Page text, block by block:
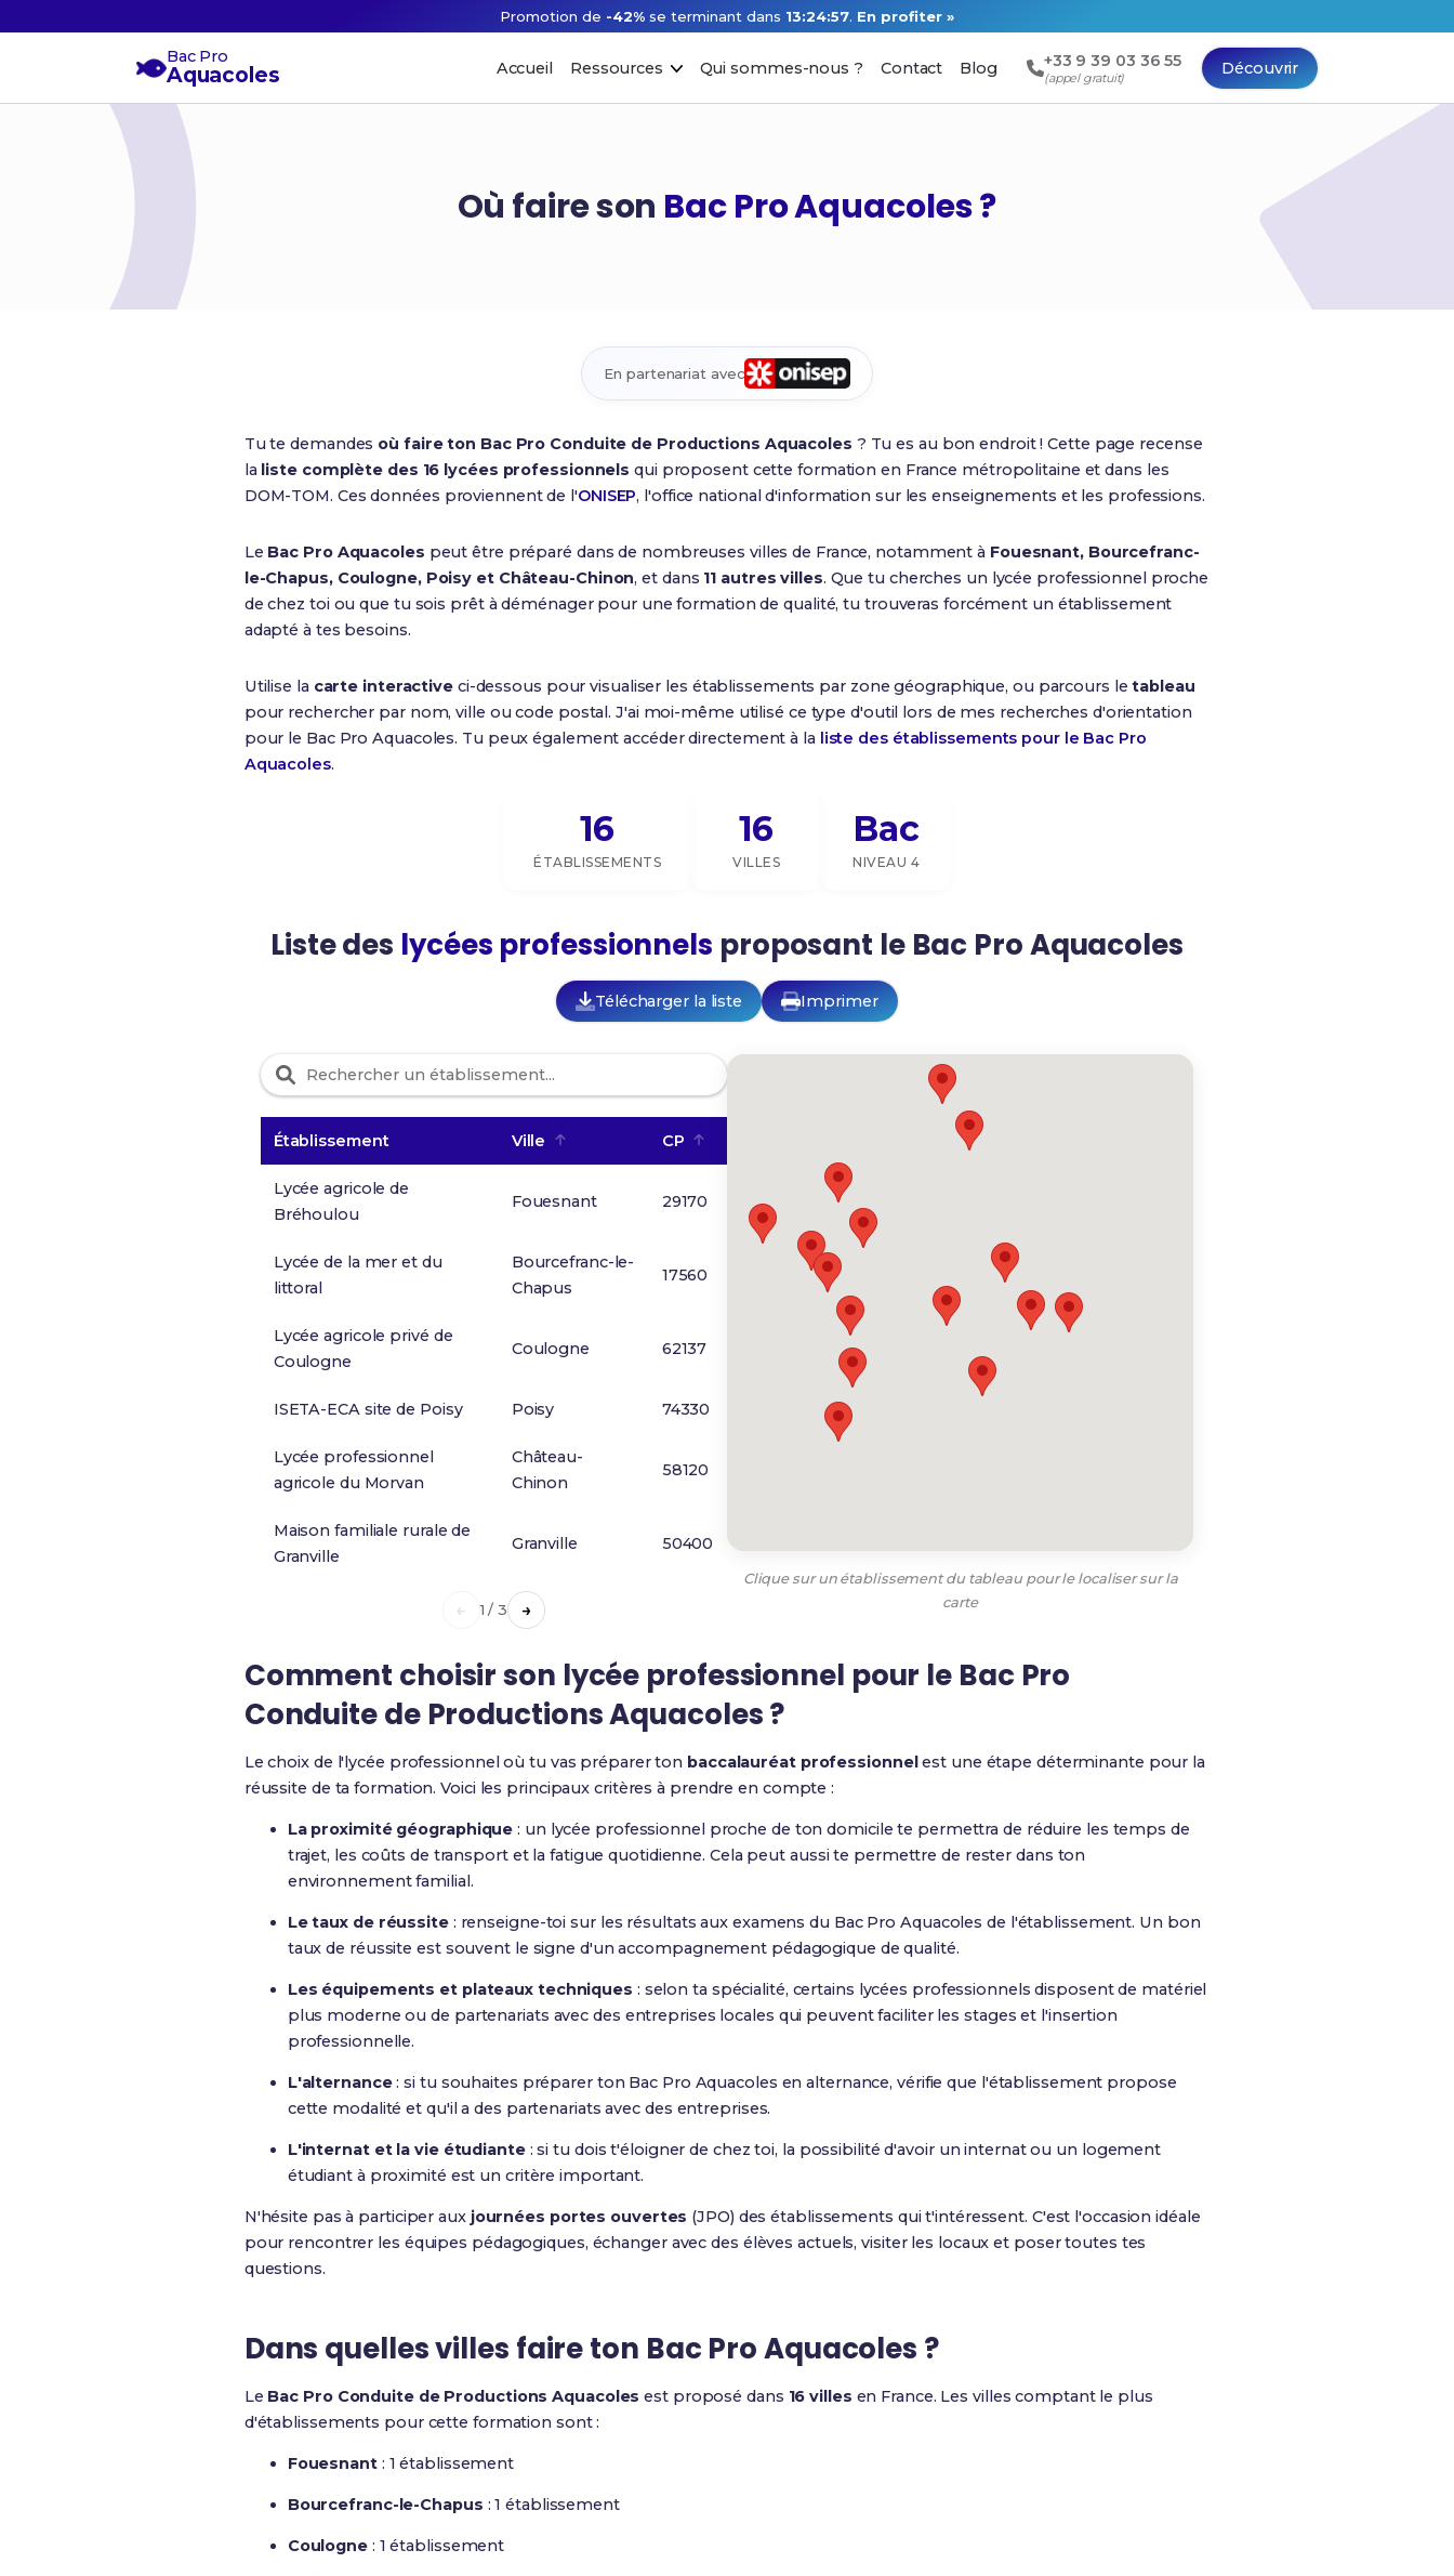
Promotion de -42%se terminant dans 13:24:56. En profiter »
Bac Pro
Aquacoles Accueil Ressources Qui sommes-nous ? Contact Blog +33 9 39 03 36 55
(appel gratuit)
Découvrir
Où faire son Bac Pro Aquacoles ?
En partenariat avec
Tu te demandes où faire ton Bac Pro Conduite de Productions Aquacoles ? Tu es au bon endroit ! Cette page recense
la liste complète des 16 lycées professionnels qui proposent cette formation en France métropolitaine et dans les
DOM-TOM. Ces données proviennent de l'ONISEP, l'office national d'information sur les enseignements et les professions.
Le Bac Pro Aquacoles peut être préparé dans de nombreuses villes de France, notamment à Fouesnant, Bourcefranc-
le-Chapus, Coulogne, Poisy et Château-Chinon, et dans 11 autres villes. Que tu cherches un lycée professionnel proche
de chez toi ou que tu sois prêt à déménager pour une formation de qualité, tu trouveras forcément un établissement
adapté à tes besoins.
Utilise la carte interactiveci-dessous pour visualiser les établissements par zone géographique, ou parcours letableau
pour rechercher par nom, ville ou code postal. J'ai moi-même utilisé ce type d'outil lors de mes recherches d'orientation
pour le Bac Pro Aquacoles. Tu peux également accéder directement à la liste des établissements pour le Bac Pro
Aquacoles.
16
ÉTABLISSEMENTS
16
VILLES
Bac
NIVEAU 4
Liste des lycées professionnels proposant le Bac Pro Aquacoles
Télécharger la liste Imprimer
Établissement Ville CP
Lycée agricole de
Bréhoulou
Fouesnant 29170
Lycée de la mer et du
littoral
Bourcefranc-le-
Chapus
17560
Lycée agricole privé de
Coulogne
Coulogne 62137
ISETA-ECA site de Poisy Poisy 74330
Lycée professionnel
agricole du Morvan
Château-
Chinon
58120
Maison familiale rurale de
Granville
Granville 50400
← 1 / 3 →
Clique sur un établissement du tableau pour le localiser sur la
carte
Comment choisir son lycée professionnel pour le Bac Pro
Conduite de Productions Aquacoles ?
Le choix de l'lycée professionnel où tu vas préparer ton baccalauréat professionnelest une étape déterminante pour la
réussite de ta formation. Voici les principaux critères à prendre en compte :
La proximité géographique : un lycée professionnel proche de ton domicile te permettra de réduire les temps de
trajet, les coûts de transport et la fatigue quotidienne. Cela peut aussi te permettre de rester dans ton
environnement familial.
Le taux de réussite: renseigne-toi sur les résultats aux examens du Bac Pro Aquacoles de l'établissement. Un bon
taux de réussite est souvent le signe d'un accompagnement pédagogique de qualité.
Les équipements et plateaux techniques : selon ta spécialité, certains lycées professionnels disposent de matériel
plus moderne ou de partenariats avec des entreprises locales qui peuvent faciliter les stages et l'insertion
professionnelle.
L'alternance: si tu souhaites préparer ton Bac Pro Aquacoles en alternance, vérifie que l'établissement propose
cette modalité et qu'il a des partenariats avec des entreprises.
L'internat et la vie étudiante: si tu dois t'éloigner de chez toi, la possibilité d'avoir un internat ou un logement
étudiant à proximité est un critère important.
N'hésite pas à participer aux journées portes ouvertes (JPO) des établissements qui t'intéressent. C'est l'occasion idéale
pour rencontrer les équipes pédagogiques, échanger avec des élèves actuels, visiter les locaux et poser toutes tes
questions.
Dans quelles villes faire ton Bac Pro Aquacoles ?
Le Bac Pro Conduite de Productions Aquacoles est proposé dans 16 villes en France. Les villes comptant le plus
d'établissements pour cette formation sont :
Fouesnant: 1 établissement
Bourcefranc-le-Chapus : 1 établissement
Coulogne: 1 établissement